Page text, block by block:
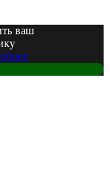
ваш